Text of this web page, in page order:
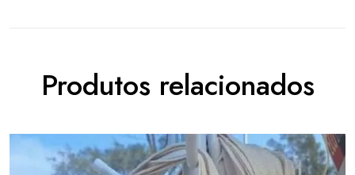
Produtos relacionados